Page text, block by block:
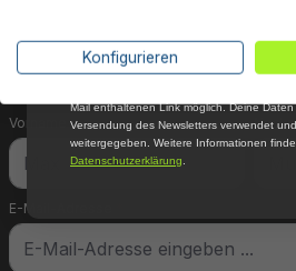
Gutschein auf nicht reduzierte
nächsten Einkauf.
E-Mail-Adresse
Vorname
Konfigurieren
*Mit der Anmeldung zum Newsletter
Mail über aktuelle Angebote, Aktionen und
Mail enthaltenen Link möglich. Deine
Versendung des Newsletters verwendet
weitergegeben. Weitere Informationen
Datenschutzerklärung